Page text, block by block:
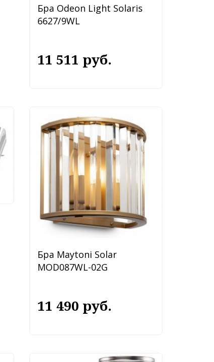
Бра Odeon Light Solaris
6627/9WL
11 511 руб.
Бра Maytoni Solar
MOD087WL-02G
11 490 руб.